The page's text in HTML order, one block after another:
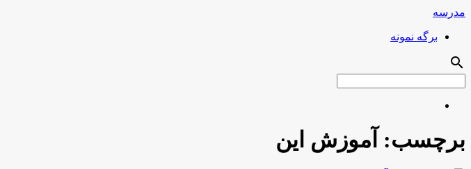
مدرسه
برگه نمونه
search
برچسب: آموزش این